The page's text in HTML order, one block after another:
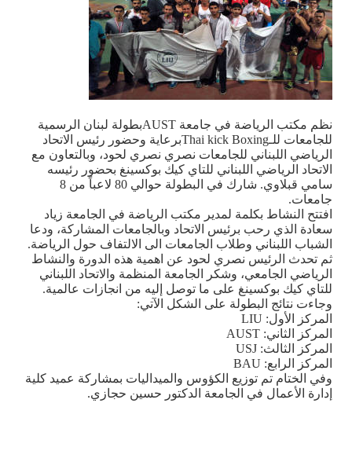
نظم مكتب الرياضة في جامعة AUSTبطولة لبنان الرسمية
للجامعات للـThai kick Boxingبرعاية وحضور رئيس الاتحاد
الرياضي اللبناني للجامعات نصري نصري لحود، وبالتعاون مع
الاتحاد الرياضي اللبناني للتاي كيك بوكسينغ بحضور رئيسه
سامي قبلاوي. شارك في البطولة حوالي 80 لاعباً من 8
جامعات.
افتتح النشاط بكلمة لمدير مكتب الرياضة في الجامعة زياد
سعادة الذي رحب برئيس الاتحاد وبالجامعات المشاركة، ودعا
الشباب اللبناني وطلاب الجامعات الى الالتفاف حول الرياضة.
ثم تحدث الرئيس نصري لحود عن اهمية هذه الدورة والنشاط
الرياضي الجامعي، وشكر الجامعة المنظمة والاتحاد اللبناني
للتاي كيك بوكسينغ على ما توصل إليه من انجازات عالمية.
وجاءت نتائج البطولة على الشكل الآتي:
المركز الأول: LIU
المركز الثاني: AUST
المركز الثالث: USJ
المركز الرابع: BAU
وفي الختام تم توزيع الكؤوس والميداليات بمشاركة عميد كلية
إدارة الأعمال في الجامعة الدكتور حسين حجازي.